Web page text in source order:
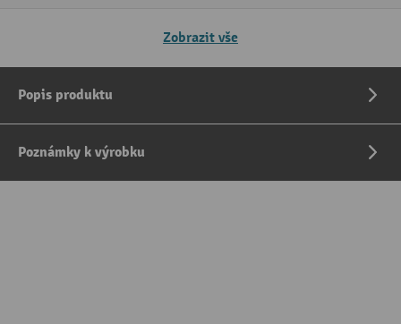
Zobrazit vše
Popis produktu
Poznámky k výrobku